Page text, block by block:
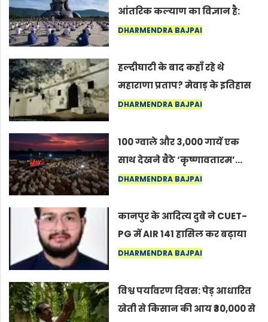
आंतरिक कल्याण का विज्ञान है:
अंतरराष्ट्रीय योग दिवस 2026 पर
DHARMENDRA BAJPAI
हल्दीघाटी के बाद कहाँ रहे थे
महाराणा प्रताप? मेवाड़ के इतिहास
का वह अनकहा अध्याय जो आज भी
DHARMENDRA BAJPAI
100 ग्वाले और 3,000 गायें एक
साथ देखने बैठे ‘कृष्णावतारम’…
नागपुर में दिखा ऐसा नज़ारा कि
कर सकते हैं”
DHARMENDRA BAJPAI
कानपुर के आदित्य दुबे ने CUET-
PG में AIR 141 हासिल कर बढ़ाया
शहर का मान
DHARMENDRA BAJPAI
विश्व पर्यावरण दिवस: पेड़ आधारित
खेती से किसान की आय ₹30,000 से